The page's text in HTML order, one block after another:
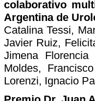
colaborativo
Argentina de
Catalina Tessi,
Javier Ruiz,
Jimena
Moldes,
Lorenzi, Ignacio